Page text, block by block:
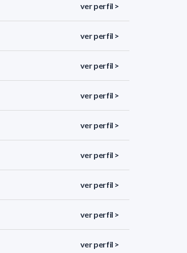
ver perfil >
ver perfil >
ver perfil >
ver perfil >
ver perfil >
ver perfil >
ver perfil >
ver perfil >
ver perfil >